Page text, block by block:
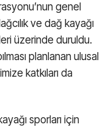
genel
ve dağ kayağı
üzerinde duruldu.
planlanan ulusal
katkıları da
sporları için